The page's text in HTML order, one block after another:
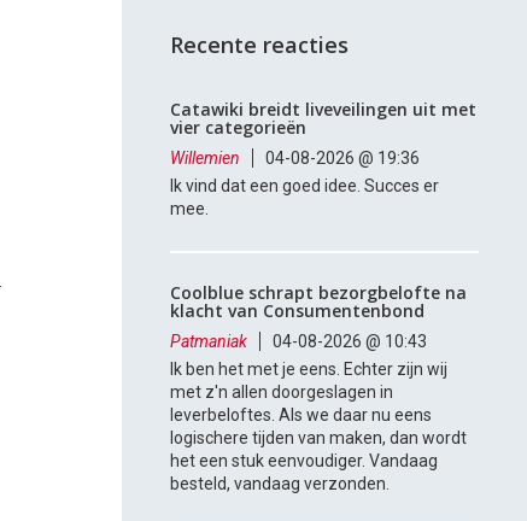
Recente reacties
Catawiki breidt liveveilingen uit met
vier categorieën
Willemien
04-08-2026 @ 19:36
Ik vind dat een goed idee. Succes er
mee.
Coolblue schrapt bezorgbelofte na
klacht van Consumentenbond
Patmaniak
04-08-2026 @ 10:43
Ik ben het met je eens. Echter zijn wij
met z'n allen doorgeslagen in
leverbeloftes. Als we daar nu eens
logischere tijden van maken, dan wordt
het een stuk eenvoudiger. Vandaag
besteld, vandaag verzonden.